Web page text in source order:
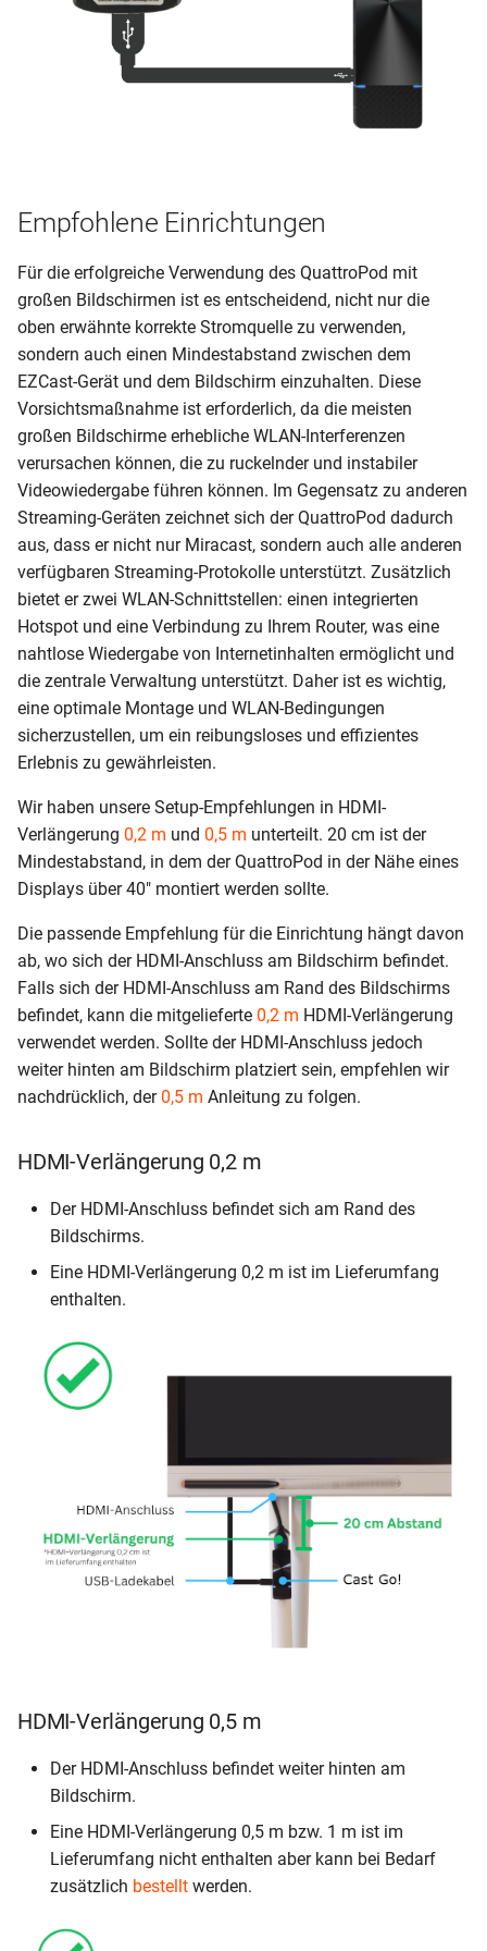
Empfohlene Einrichtungen
Für die erfolgreiche Verwendung des QuattroPod mit
großen Bildschirmen ist es entscheidend, nicht nur die
oben erwähnte korrekte Stromquelle zu verwenden,
sondern auch einen Mindestabstand zwischen dem
EZCast-Gerät und dem Bildschirm einzuhalten. Diese
Vorsichtsmaßnahme ist erforderlich, da die meisten
großen Bildschirme erhebliche WLAN-Interferenzen
verursachen können, die zu ruckelnder und instabiler
Videowiedergabe führen können. Im Gegensatz zu anderen
Streaming-Geräten zeichnet sich der QuattroPod dadurch
aus, dass er nicht nur Miracast, sondern auch alle anderen
verfügbaren Streaming-Protokolle unterstützt. Zusätzlich
bietet er zwei WLAN-Schnittstellen: einen integrierten
Hotspot und eine Verbindung zu Ihrem Router, was eine
nahtlose Wiedergabe von Internetinhalten ermöglicht und
die zentrale Verwaltung unterstützt. Daher ist es wichtig,
eine optimale Montage und WLAN-Bedingungen
sicherzustellen, um ein reibungsloses und effizientes
Erlebnis zu gewährleisten.
Wir haben unsere Setup-Empfehlungen in HDMI-
Verlängerung 0,2 m und 0,5 m unterteilt. 20 cm ist der
Mindestabstand, in dem der QuattroPod in der Nähe eines
Displays über 40" montiert werden sollte.
Die passende Empfehlung für die Einrichtung hängt davon
ab, wo sich der HDMI-Anschluss am Bildschirm befindet.
Falls sich der HDMI-Anschluss am Rand des Bildschirms
befindet, kann die mitgelieferte 0,2 m HDMI-Verlängerung
verwendet werden. Sollte der HDMI-Anschluss jedoch
weiter hinten am Bildschirm platziert sein, empfehlen wir
nachdrücklich, der0,5 m Anleitung zu folgen.
HDMI-Verlängerung 0,2 m
Der HDMI-Anschluss befindet sich am Rand des
Bildschirms.
Eine HDMI-Verlängerung 0,2 m ist im Lieferumfang
enthalten.
HDMI-Verlängerung 0,5 m
Der HDMI-Anschluss befindet weiter hinten am
Bildschirm.
Eine HDMI-Verlängerung 0,5 m bzw. 1 m ist im
Lieferumfang nicht enthalten aber kann bei Bedarf
zusätzlich bestellt werden.